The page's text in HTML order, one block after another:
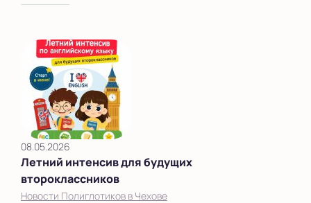
08.05.2026
Летний интенсив для будущих
второклассников
Новости Полиглотиков в Чехове